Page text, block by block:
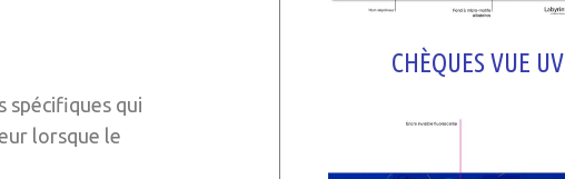
spécifiques qui
lorsque le
CHÈQUES VUE UV